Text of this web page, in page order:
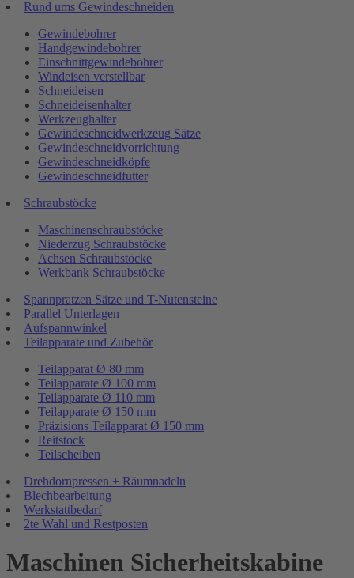
Rund ums Gewindeschneiden
Gewindebohrer
Handgewindebohrer
Einschnittgewindebohrer
Windeisen verstellbar
Schneideisen
Schneideisenhalter
Werkzeughalter
Gewindeschneidwerkzeug Sätze
Gewindeschneidvorrichtung
Gewindeschneidköpfe
Gewindeschneidfutter
Schraubstöcke
Maschinenschraubstöcke
Niederzug Schraubstöcke
Achsen Schraubstöcke
Werkbank Schraubstöcke
Spannpratzen Sätze und T-Nutensteine
Parallel Unterlagen
Aufspannwinkel
Teilapparate und Zubehör
Teilapparat Ø 80 mm
Teilapparate Ø 100 mm
Teilapparate Ø 110 mm
Teilapparate Ø 150 mm
Präzisions Teilapparat Ø 150 mm
Reitstock
Teilscheiben
Drehdornpressen + Räumnadeln
Blechbearbeitung
Werkstattbedarf
2te Wahl und Restposten
Maschinen Sicherheitskabine